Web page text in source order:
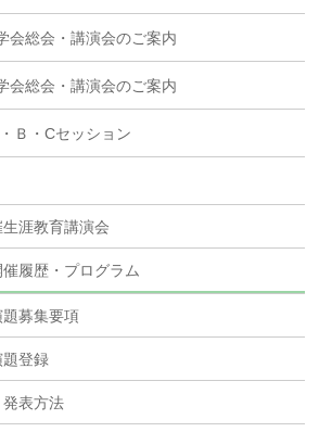
会総会・講演会のご案内
会総会・講演会のご案内
Ｂ・Cセッション
涯教育講演会
履歴・プログラム
募集要項
登録
表方法